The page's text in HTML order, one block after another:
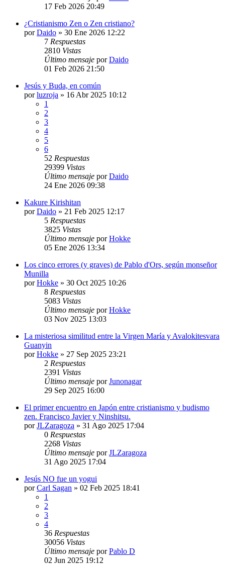
17 Feb 2026 20:49
¿Cristianismo Zen o Zen cristiano?
porDaido » 30 Ene 2026 12:22
7 Respuestas
2810 Vistas
Último mensaje porDaido
01 Feb 2026 21:50
Jesús y Buda, en común
porluzroja » 16 Abr 2025 10:12
1
2
3
4
5
6
52 Respuestas
29399 Vistas
Último mensaje porDaido
24 Ene 2026 09:38
Kakure Kirishitan
porDaido » 21 Feb 2025 12:17
5 Respuestas
3825 Vistas
Último mensaje porHokke
05 Ene 2026 13:34
Los cinco errores (y graves) de Pablo d'Ors, según monseñor
Munilla
porHokke » 30 Oct 2025 10:26
8 Respuestas
5083 Vistas
Último mensaje porHokke
03 Nov 2025 13:03
La misteriosa similitud entre la Virgen María y Avalokitesvara
Guanyin
porHokke » 27 Sep 2025 23:21
2 Respuestas
2391 Vistas
Último mensaje porJunonagar
29 Sep 2025 16:00
El primer encuentro en Japón entre cristianismo y budismo
zen. Francisco Javier y Ninshitsu.
porJLZaragoza » 31 Ago 2025 17:04
0 Respuestas
2268 Vistas
Último mensaje porJLZaragoza
31 Ago 2025 17:04
Jesús NO fue un yogui
porCarl Sagan » 02 Feb 2025 18:41
1
2
3
4
36 Respuestas
30056 Vistas
Último mensaje porPablo D
02 Jun 2025 19:12